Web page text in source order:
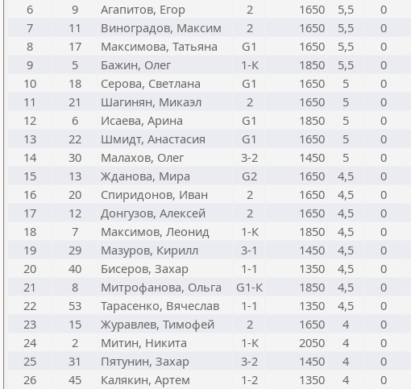
6
9 Агапитов, Егор 2 1650 5,5 0
7
11 Виноградов, Максим 2 1650 5,5 0
8
17 Максимова, Татьяна G1 1650 5,5 0
9
5 Бажин, Олег 1-К 1850 5,5 0
10
18 Серова, Светлана G1 1650 5 0
11
21 Шагинян, Микаэл 2 1650 5 0
12
6 Исаева, Арина G1 1850 5 0
13
22 Шмидт, Анастасия G1 1650 5 0
14
30 Малахов, Олег 3-2 1450 5 0
15
13 Жданова, Мира G2 1650 4,5 0
16
20 Спиридонов, Иван 2 1650 4,5 0
17
12 Донгузов, Алексей 2 1650 4,5 0
18
7 Максимов, Леонид 1-К 1850 4,5 0
19
29 Мазуров, Кирилл 3-1 1450 4,5 0
20
40 Бисеров, Захар 1-1 1350 4,5 0
21
8 Митрофанова, Ольга G1-К 1850 4,5 0
22
53 Тарасенко, Вячеслав 1-1 1350 4,5 0
23
15 Журавлев, Тимофей 2 1650 4 0
24
2 Митин, Никита 1-К 2050 4 0
25
31 Пятунин, Захар 3-2 1450 4 0
26
45 Калякин, Артем 1-2 1350 4 0